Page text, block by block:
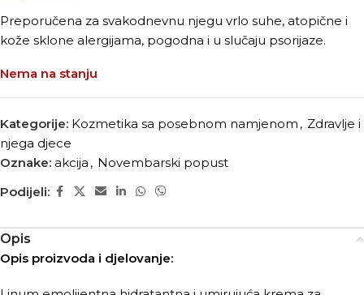
Preporučena za svakodnevnu njegu vrlo suhe, atopične i
kože sklone alergijama, pogodna i u slučaju psorijaze.
Nema na stanju
Kategorije: Kozmetika sa posebnom namjenom , Zdravlje i
njega djece
Oznake: akcija , Novembarski popust
Podijeli:
Opis
Opis proizvoda i djelovanje: